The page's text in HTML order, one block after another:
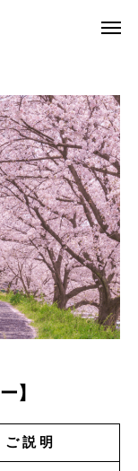
】
ご 説 明
友だち追加